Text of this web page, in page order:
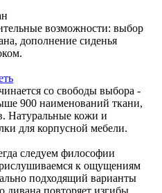
возможности: выбор
дополнение сиденья
со свободы выбора -
900 наименований ткани,
Натуральные кожи и
для корпусной мебели.
следуем философии
к ощущениям
подходящий варианты